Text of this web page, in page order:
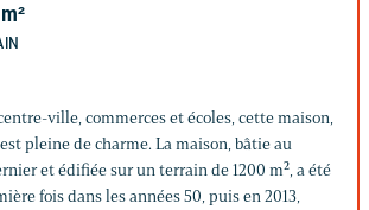
m²
ville, commerces et écoles, cette maison,
pleine de charme. La maison, bâtie au
et édifiée sur un terrain de 1200 m², a été
fois dans les années 50, puis en 2013,